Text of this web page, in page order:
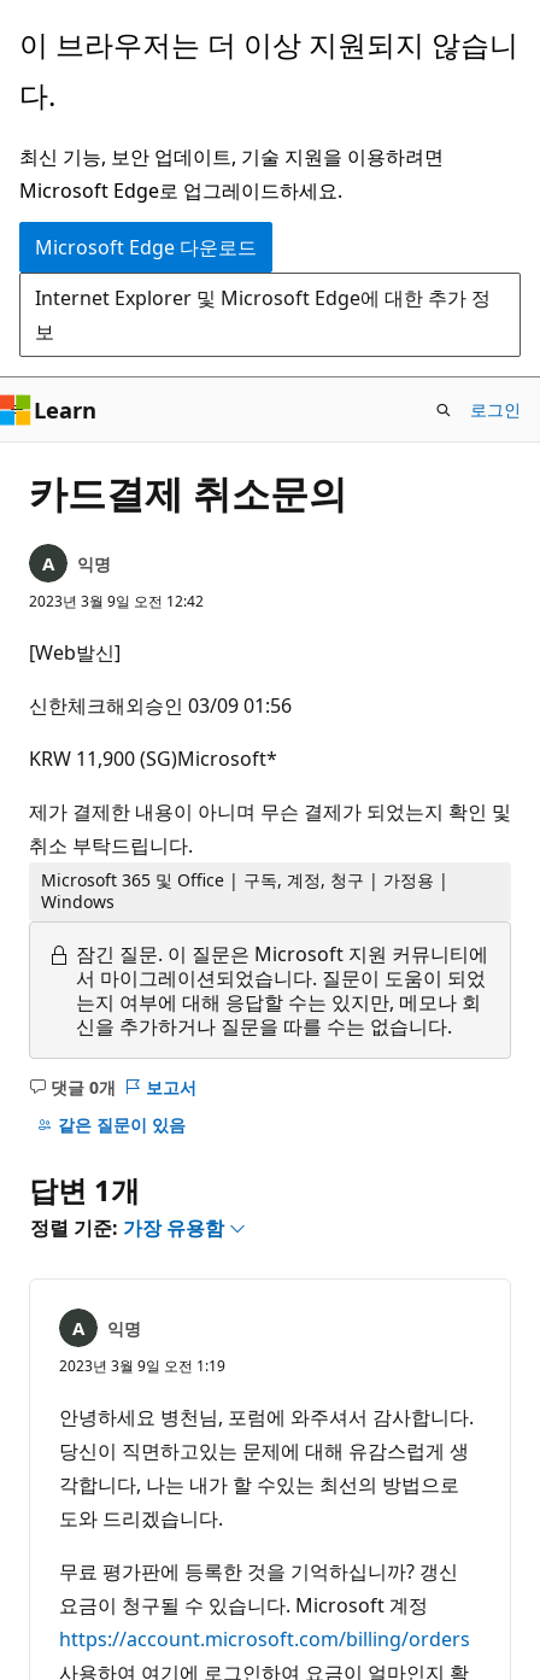
주
콘
츠
로
건
너
뛰
기
이 브라우저는 더 이상 지원되지 않습니
다.
최신 기능, 보안 업데이트, 기술 지원을 이용하려면
Microsoft Edge로 업그레이드하세요.
Microsoft Edge 다운로드
Internet Explorer 및 Microsoft Edge에 대한 추가 정
보
Learn 로그인
카드결제 취소문의
익명
2023년 3월 9일 오전 12:42
[Web발신]
신한체크해외승인 03/09 01:56
KRW 11,900 (SG)Microsoft*
제가 결제한 내용이 아니며 무슨 결제가 되었는지 확인 및
취소 부탁드립니다.
Microsoft 365 및 Office | 구독, 계정, 청구 | 가정용 |
Windows
잠긴 질문. 이 질문은 Microsoft 지원 커뮤니티에
서 마이그레이션되었습니다. 질문이 도움이 되었
는지 여부에 대해 응답할 수는 있지만, 메모나 회
신을 추가하거나 질문을 따를 수는 없습니다.
댓글 0개
설
명
음
보고서
같은 질문이 있음
답변 1개
정렬 기준: 가장 유용함
익명
2023년 3월 9일 오전 1:19
안녕하세요 병천님, 포럼에 와주셔서 감사합니다.
당신이 직면하고있는 문제에 대해 유감스럽게 생
각합니다, 나는 내가 할 수있는 최선의 방법으로
도와 드리겠습니다.
무료 평가판에 등록한 것을 기억하십니까? 갱신
요금이 청구될 수 있습니다. Microsoft 계정
https://account.microsoft.com/billing/orders
사용하여 여기에 로그인하여 요금이 얼마인지 확